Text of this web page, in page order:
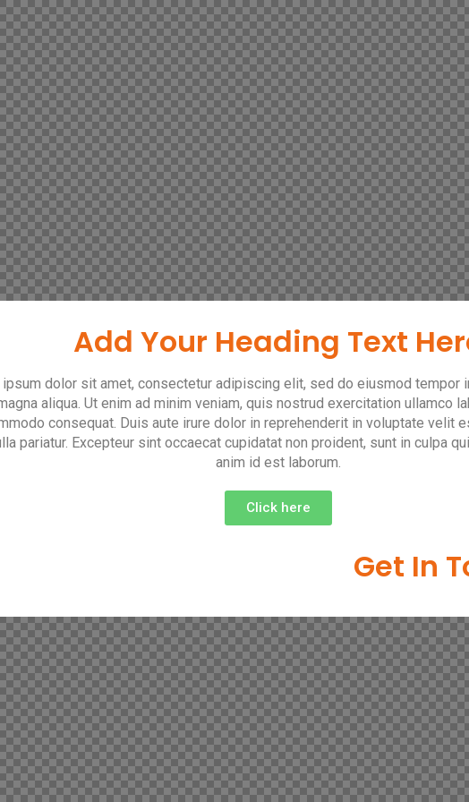
Add Your Heading Text
ipsum dolor sit amet, consectetur adipiscing elit, sed do eiusmod tempor
aliqua. Ut enim ad minim veniam, quis nostrud exercitation ullamco
consequat. Duis aute irure dolor in reprehenderit in voluptate velit
pariatur. Excepteur sint occaecat cupidatat non proident, sunt in culpa
anim id est laborum.
Click here
Get In